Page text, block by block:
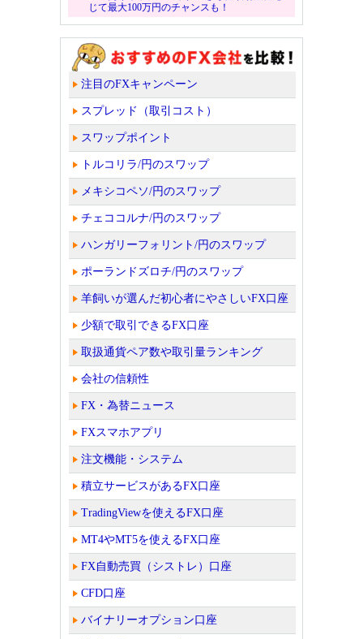
じて最大100万円のチャンスも！
注目のFXキャンペーン
スプレッド（取引コスト）
スワップポイント
トルコリラ/円のスワップ
メキシコペソ/円のスワップ
チェココルナ/円のスワップ
ハンガリーフォリント/円のスワップ
ポーランドズロチ/円のスワップ
羊飼いが選んだ初心者にやさしいFX口座
少額で取引できるFX口座
取扱通貨ペア数や取引量ランキング
会社の信頼性
FX・為替ニュース
FXスマホアプリ
注文機能・システム
積立サービスがあるFX口座
TradingViewを使えるFX口座
MT4やMT5を使えるFX口座
FX自動売買（シストレ）口座
CFD口座
バイナリーオプション口座